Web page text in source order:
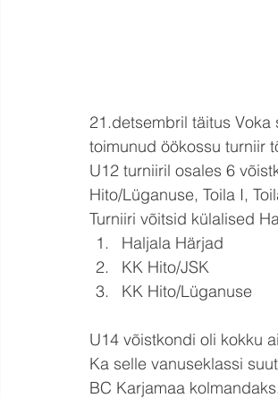
21.detsembril täitus
toimunud öökossu turniir
U12 turniiril osales 6
Hito/Lüganuse, Toila I,
Turniiri võitsid külalised
Haljala Härjad
KK Hito/JSK
KK Hito/Lüganuse
U14 võistkondi oli kokku
Ka selle vanuseklassi
BC Karjamaa